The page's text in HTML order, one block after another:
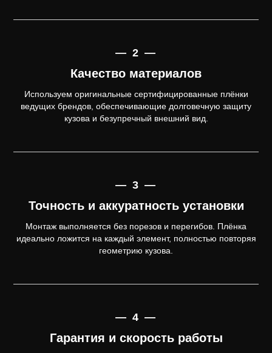
— 2 —
Качество материалов
Используем оригинальные сертифицированные плёнки
ведущих брендов, обеспечивающие долговечную защиту
кузова и безупречный внешний вид.
— 3 —
Точность и аккуратность установки
Монтаж выполняется без порезов и перегибов. Плёнка
идеально ложится на каждый элемент, полностью повторяя
геометрию кузова.
— 4 —
Гарантия и скорость работы